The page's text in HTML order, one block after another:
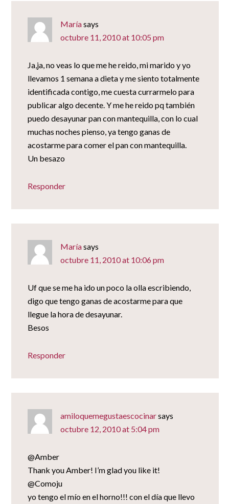
Maríasays
octubre 11, 2010 at 10:05 pm
Ja,ja, no veas lo que me he reido, mi marido y yo
llevamos 1 semana a dieta y me siento totalmente
identificada contigo, me cuesta currarmelo para
publicar algo decente. Y me he reido pq también
puedo desayunar pan con mantequilla, con lo cual
muchas noches pienso, ya tengo ganas de
acostarme para comer el pan con mantequilla.
Un besazo
Responder
Maríasays
octubre 11, 2010 at 10:06 pm
Uf que se me ha ido un poco la olla escribiendo,
digo que tengo ganas de acostarme para que
llegue la hora de desayunar.
Besos
Responder
amiloquemegustaescocinarsays
octubre 12, 2010 at 5:04 pm
@Amber
Thank you Amber! I’m glad you like it!
@Comoju
yo tengo el mío en el horno!!! con el día que llevo